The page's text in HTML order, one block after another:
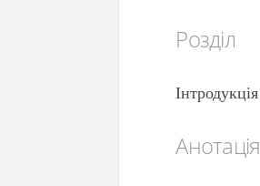
Розділ
Інтродукція
Анотація